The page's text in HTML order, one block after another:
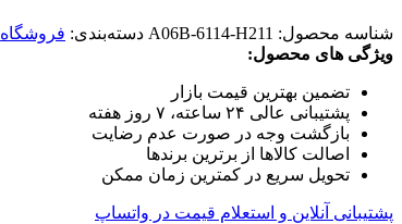
شناسه محصول: A06B-6114-H211 دسته‌بندی: فروشگاه
ویژگی های محصول:
تضمین بهترین قیمت بازار
پشتیبانی عالی ۲۴ ساعته، ۷ روز هفته
بازگشت وجه در صورت عدم رضایت
اصالت کالاها از برترین برندها
تحویل سریع در کمترین زمان ممکن
پشتیبانی آنلاین و استعلام قیمت در واتساپ